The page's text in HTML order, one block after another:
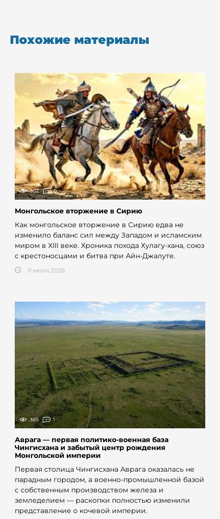
Похожие материалы
302 0
Монгольское вторжение в Сирию
Как монгольское вторжение в Сирию едва не
изменило баланс сил между Западом и исламским
миром в XIII веке. Хроника похода Хулагу-хана, союз
с крестоносцами и битва при Айн-Джалуте.
11 июля 2026
365 1
Аврага — первая политико-военная база
Чингисхана и забытый центр рождения
Монгольской империи
Первая столица Чингисхана Аврага оказалась не
парадным городом, а военно-промышленной базой
с собственным производством железа и
земледелием — раскопки полностью изменили
представление о кочевой империи.